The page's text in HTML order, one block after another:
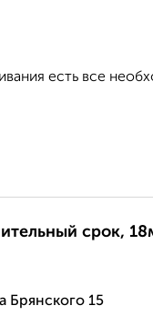
есть все
срок,
Брянского 15